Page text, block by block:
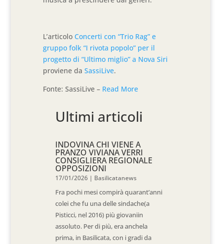
L’articoloConcerti con “Trio Rag” e
gruppo folk “I rivota popolo” per il
progetto di “Ultimo miglio” a Nova Siri
proviene daSassiLive.
Fonte: SassiLive – Read More
Ultimi articoli
INDOVINA CHI VIENE A
PRANZO VIVIANA VERRI
CONSIGLIERA REGIONALE
OPPOSIZIONI
17/01/2026 | Basilicatanews
Fra pochi mesi compirà quarant’anni
colei che fu una delle sindache(a
Pisticci, nel 2016) più giovaniin
assoluto. Per di più, era anchela
prima, in Basilicata, con i gradi da